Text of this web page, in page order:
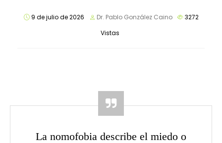
9 de julio de 2026 Dr. Pablo González Caino
3272
Vistas
La nomofobia describe el miedo o